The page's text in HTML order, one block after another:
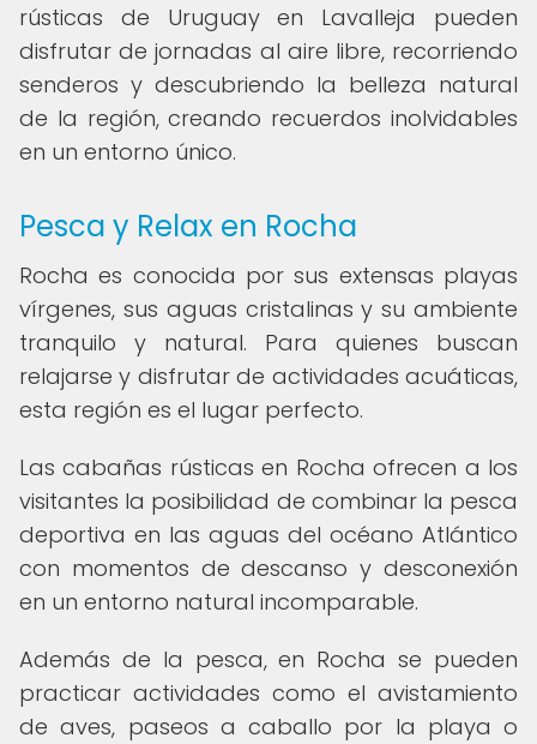
rústicas de Uruguay en Lavalleja pueden
disfrutar de jornadas al aire libre, recorriendo
senderos y descubriendo la belleza natural
de la región, creando recuerdos inolvidables
en un entorno único.
Pesca y Relax en Rocha
Rocha es conocida por sus extensas playas
vírgenes, sus aguas cristalinas y su ambiente
tranquilo y natural. Para quienes buscan
relajarse y disfrutar de actividades acuáticas,
esta región es el lugar perfecto.
Las cabañas rústicas en Rocha ofrecen a los
visitantes la posibilidad de combinar la pesca
deportiva en las aguas del océano Atlántico
con momentos de descanso y desconexión
en un entorno natural incomparable.
Además de la pesca, en Rocha se pueden
practicar actividades como el avistamiento
de aves, paseos a caballo por la playa o